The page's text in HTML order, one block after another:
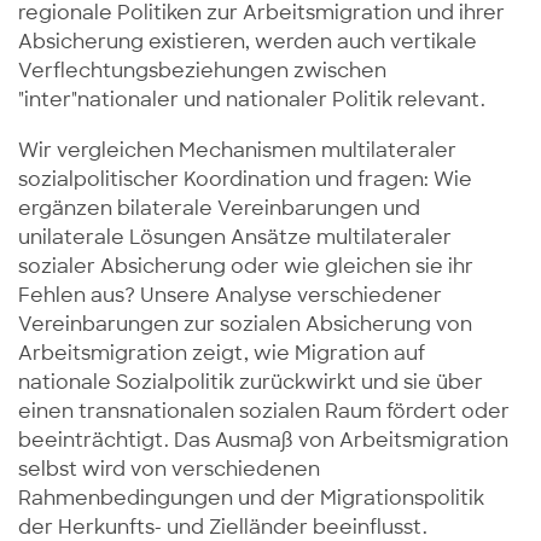
regionale Politiken zur Arbeitsmigration und ihrer
Absicherung existieren, werden auch vertikale
Verflechtungsbeziehungen zwischen
"inter"nationaler und nationaler Politik relevant.
Wir vergleichen Mechanismen multilateraler
sozialpolitischer Koordination und fragen: Wie
ergänzen bilaterale Vereinbarungen und
unilaterale Lösungen Ansätze multilateraler
sozialer Absicherung oder wie gleichen sie ihr
Fehlen aus? Unsere Analyse verschiedener
Vereinbarungen zur sozialen Absicherung von
Arbeitsmigration zeigt, wie Migration auf
nationale Sozialpolitik zurückwirkt und sie über
einen transnationalen sozialen Raum fördert oder
beeinträchtigt. Das Ausmaß von Arbeitsmigration
selbst wird von verschiedenen
Rahmenbedingungen und der Migrationspolitik
der Herkunfts- und Zielländer beeinflusst.